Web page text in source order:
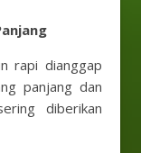
rapi dianggap
panjang dan
diberikan